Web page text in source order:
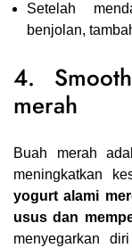
Setelah
benjolan,
4.
merah
Buah merah
meningkatkan
yogurt alami
usus dan
menyegarkan